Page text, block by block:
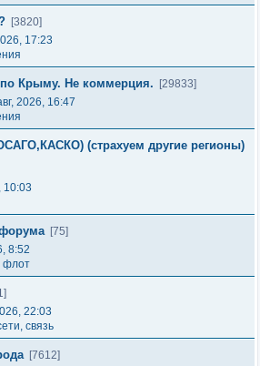
[3820]
17:23
Крыму. Не коммерция.
[29833]
2026, 16:47
(страхуем другие регионы)
10:03
[75]
8:52
флот
22:03
связь
[7612]